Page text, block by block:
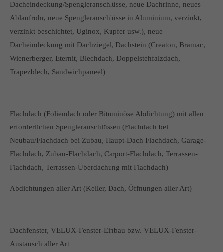
Dacheindeckung/Spengleranschlüsse, neue Dachrinne, neues
Ablaufrohr, neue Spengleranschlüsse in Aluminium, verzinkt,
verzinkt beschichtet, Uginox, Kupfer usw.), neue
Dacheindeckung mit Dachziegel, Dachstein (Creaton, Bramac,
Wienerberger, Eternit, Blechdach, Doppelstehfalzdach,
Trapezblech, Sandwichpaneel)
Flachdach (Foliendach oder Bituminöse Abdichtung) mit allen
erforderlichen Spengleranschlüssen (Flachdach bei
Neubau/Flachdach bei Zubau, Haupt-Dach Flachdach, Garage-
Flachdach, Zubau-Flachdach, Carport-Flachdach, Terrassen-
Flachdach, Terrassen-Überdachung mit Flachdach)
Abdichtungen aller Art (Keller, Dach, Öffnungen aller Art)
Dachfenster, VELUX-Fenster-Einbau bzw. VELUX-Fenster-
Austausch aller Art